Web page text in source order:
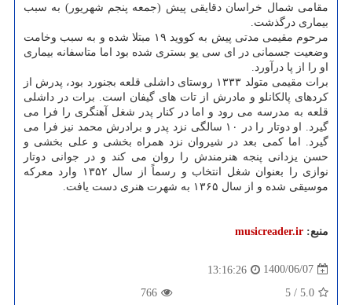
مقامی شمال خراسان دقایقی پیش (جمعه پنجم شهریور) به سبب
بیماری درگذشت.
مرحوم مقیمی مدتی پیش به کووید ۱۹ مبتلا شده و به سبب وخامت
وضعیت جسمانی در ای سی یو بستری شده بود اما متاسفانه بیماری
او را از پا درآورد.
برات مقیمی متولد ۱۳۳۳ روستای داشلی قلعه بجنورد بود، پدرش از
کردهای پالکانلو و مادرش از تات های گیفان است. برات در داشلی
قلعه به مدرسه می رود و اما در کنار پدر شغل آهنگری را فرا می
گیرد. او دوتار را در ۱۰ سالگی نزد پدر و برادرش محمد نیز فرا می
گیرد. اما کمی بعد در شیروان نزد همراه بخشی و علی بخشی و
حسن یزدانی پنجه هنرمندش را روان می کند و در جوانی دوتار
نوازی را بعنوان شغل انتخاب و رسماً از سال ۱۳۵۲ وارد معرکه
موسیقی شده و از سال ۱۳۶۵ به شهرت هنری دست یافت.
منبع: musicreader.ir
1400/06/07
13:16:26
5.0
/
5
766